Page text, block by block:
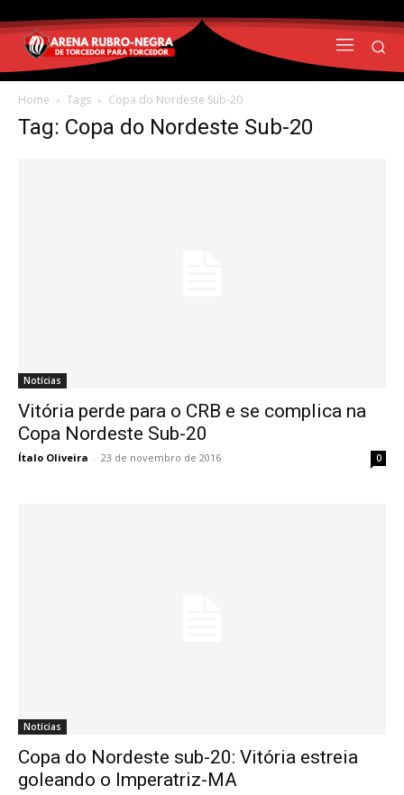
Home Tags Copa do Nordeste Sub-20
Tag: Copa do Nordeste Sub-20
Notícias
Vitória perde para o CRB e se complica na
Copa Nordeste Sub-20
Ítalo Oliveira - 23 de novembro de 2016 0
Notícias
Copa do Nordeste sub-20: Vitória estreia
goleando o Imperatriz-MA